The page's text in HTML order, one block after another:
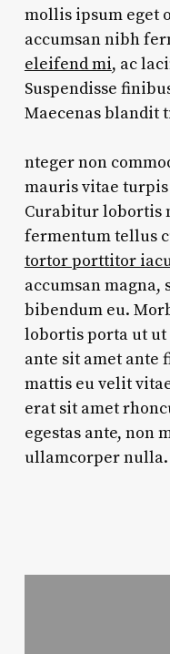
mollis ipsum eget
accumsan nibh
eleifend mi, ac
Suspendisse
Maecenas blandit
nteger non
mauris vitae
Curabitur lobortis
fermentum tellus
tortor porttitor
accumsan
bibendum eu.
lobortis porta ut ut
ante sit amet ante
mattis eu velit
erat sit amet
egestas ante, non
ullamcorper nulla.